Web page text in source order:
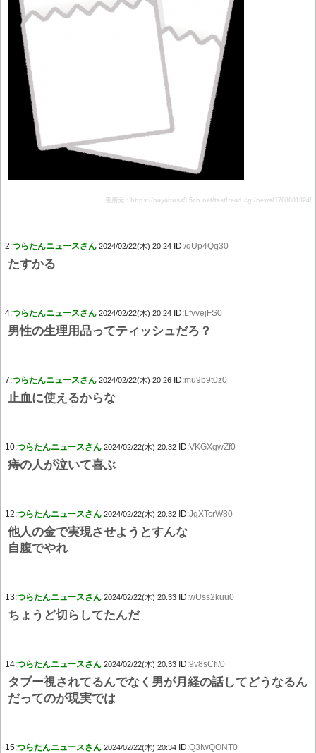
引用元：https://hayabusa9.5ch.net/test/read.cgi/news/1708601024/
2:つらたんニュースさん 2024/02/22(木) 20:24 ID:/qUp4Qq30
たすかる
4:つらたんニュースさん 2024/02/22(木) 20:24 ID:LfvvejFS0
男性の生理用品ってティッシュだろ？
7:つらたんニュースさん 2024/02/22(木) 20:26 ID:mu9b9t0z0
止血に使えるからな
10:つらたんニュースさん 2024/02/22(木) 20:32 ID:VKGXgwZf0
痔の人が泣いて喜ぶ
12:つらたんニュースさん 2024/02/22(木) 20:32 ID:JgXTcrW80
他人の金で実現させようとすんな
自腹でやれ
13:つらたんニュースさん 2024/02/22(木) 20:33 ID:wUss2kuu0
ちょうど切らしてたんだ
14:つらたんニュースさん 2024/02/22(木) 20:33 ID:9v8sCfi/0
タブー視されてるんでなく男が月経の話してどうなるん
だってのが現実では
15:つらたんニュースさん 2024/02/22(木) 20:34 ID:Q3IwQONT0